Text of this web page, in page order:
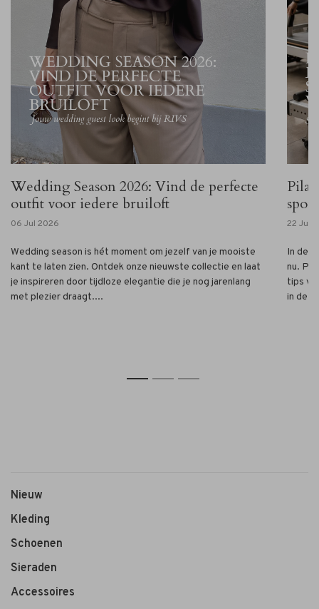
Wedding Season 2026: Vind de perfecte
outfit voor iedere bruiloft
06 Jul 2026
Wedding season is hét moment om jezelf van je mooiste
kant te laten zien. Ontdek onze nieuwste collectie en laat
je inspireren door tijdloze elegantie die je nog jarenlang
met plezier draagt....
22 Jun
In
nu.
tips
in de
Nieuw
Kleding
Schoenen
Sieraden
Accessoires